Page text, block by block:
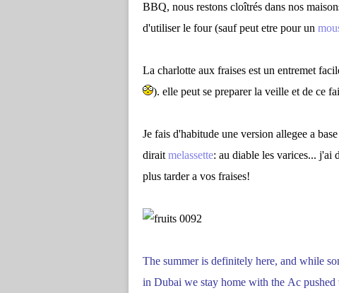
BBQ, nous restons cloîtrés dans nos
d'utiliser le four (sauf peut etre pour un
La charlotte aux fraises est un entremet
). elle peut se preparer la veille et de ce
Je fais d'habitude une version allegee a
dirait melassette: au diable les varices... j'ai
plus tarder a vos fraises!
The summer is definitely here, and while
in Dubai we stay home with the Ac